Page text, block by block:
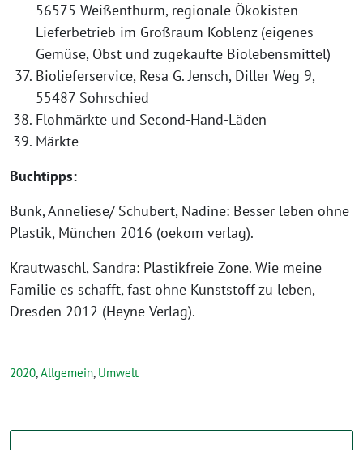
56575 Weißenthurm, regionale Ökokisten-
Lieferbetrieb im Großraum Koblenz (eigenes
Gemüse, Obst und zugekaufte Biolebensmittel)
Biolieferservice, Resa G. Jensch, Diller Weg 9,
55487 Sohrschied
Flohmärkte und Second-Hand-Läden
Märkte
Buchtipps:
Bunk, Anneliese/ Schubert, Nadine: Besser leben ohne
Plastik, München 2016 (oekom verlag).
Krautwaschl, Sandra: Plastikfreie Zone. Wie meine
Familie es schafft, fast ohne Kunststoff zu leben,
Dresden 2012 (Heyne-Verlag).
2020,Allgemein, Umwelt